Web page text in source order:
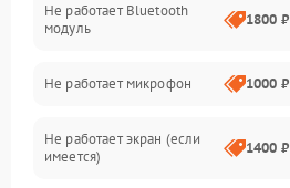
Не работает Bluetooth
модуль
1800 ₽
Не работает микрофон 1000 ₽
Не работает экран (если
имеется)
1400 ₽